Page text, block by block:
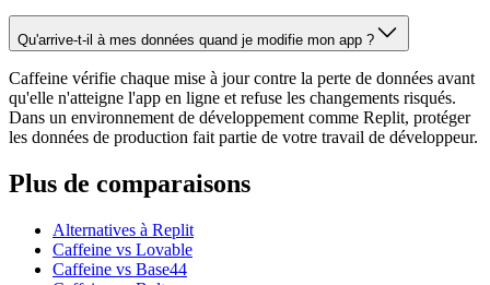
Qu'arrive-t-il à mes données quand je modifie mon app ?
Caffeine vérifie chaque mise à jour contre la perte de données avant
qu'elle n'atteigne l'app en ligne et refuse les changements risqués.
Dans un environnement de développement comme Replit, protéger
les données de production fait partie de votre travail de développeur.
Plus de comparaisons
Alternatives à Replit
Caffeine vs Lovable
Caffeine vs Base44